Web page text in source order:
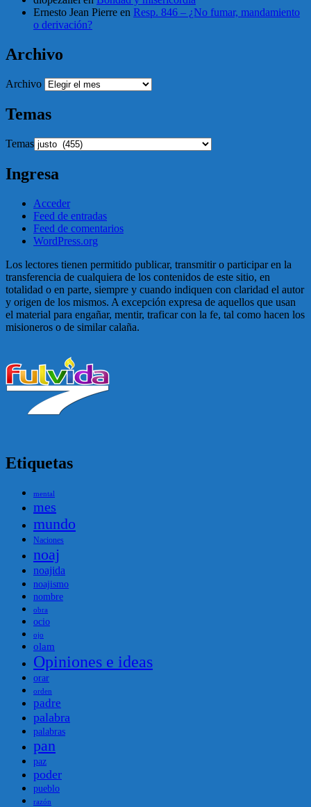
Ernesto Jean Pierre en Resp. 846 – ¿No fumar, mandamiento
o derivación?
Archivo
Archivo
Temas
Temas
Ingresa
Acceder
Feed de entradas
Feed de comentarios
WordPress.org
Los lectores tienen permitido publicar, transmitir o participar en la
transferencia de cualquiera de los contenidos de este sitio, en
totalidad o en parte, siempre y cuando indiquen con claridad el autor
y origen de los mismos. A excepción expresa de aquellos que usan
el material para engañar, mentir, traficar con la fe, tal como hacen los
misioneros o de similar calaña.
Etiquetas
mental
mes
mundo
Naciones
noaj
noajida
noajismo
nombre
obra
ocio
ojo
olam
Opiniones e ideas
orar
orden
padre
palabra
palabras
pan
paz
poder
pueblo
razón